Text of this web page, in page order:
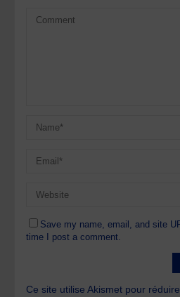
Save my name, email, and site
time I post a comment.
Ce site utilise Akismet pour